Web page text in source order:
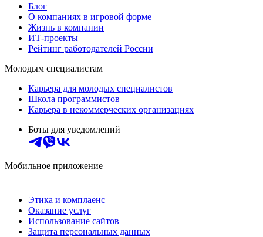
Блог
О компаниях в игровой форме
Жизнь в компании
ИТ-проекты
Рейтинг работодателей России
Молодым специалистам
Карьера для молодых специалистов
Школа программистов
Карьера в некоммерческих организациях
Боты для уведомлений
Мобильное приложение
Этика и комплаенс
Оказание услуг
Использование сайтов
Защита персональных данных